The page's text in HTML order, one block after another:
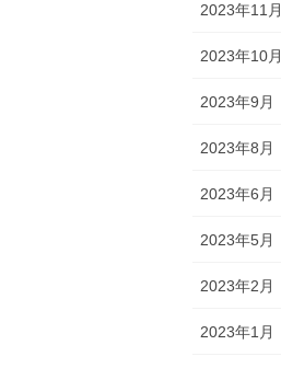
2023年11月
2023年10月
2023年9月
2023年8月
2023年6月
2023年5月
2023年2月
2023年1月